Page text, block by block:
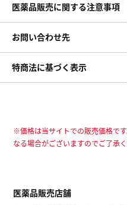
医薬品販売に関する注意事項
お問い合わせ先
特商法に基づく表示
※価格は当サイトでの販売価格で
なる場合がございますのでご了承く
医薬品販売店舗